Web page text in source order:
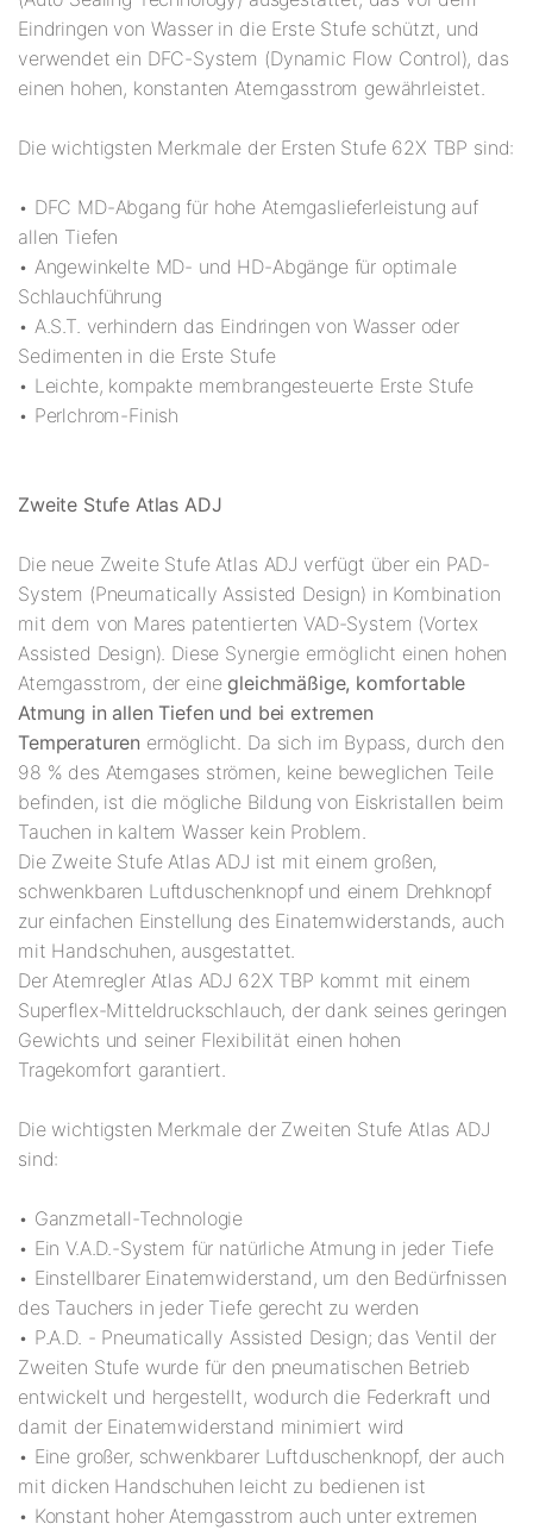
Eindringen von Wasser in die Erste Stufe schützt, und
verwendet ein DFC-System (Dynamic Flow Control), das
einen hohen, konstanten Atemgasstrom gewährleistet.
Die wichtigsten Merkmale der Ersten Stufe 62X TBP sind:
• DFC MD-Abgang für hohe Atemgaslieferleistung auf
allen Tiefen
• Angewinkelte MD- und HD-Abgänge für optimale
Schlauchführung
• A.S.T. verhindern das Eindringen von Wasser oder
Sedimenten in die Erste Stufe
• Leichte, kompakte membrangesteuerte Erste Stufe
• Perlchrom-Finish
Zweite Stufe Atlas ADJ
Die neue Zweite Stufe Atlas ADJ verfügt über ein PAD-
System (Pneumatically Assisted Design) in Kombination
mit dem von Mares patentierten VAD-System (Vortex
Assisted Design). Diese Synergie ermöglicht einen hohen
Atemgasstrom, der einegleichmäßige, komfortable
Atmung in allen Tiefen und bei extremen
Temperaturen ermöglicht. Da sich im Bypass, durch den
98 % des Atemgases strömen, keine beweglichen Teile
befinden, ist die mögliche Bildung von Eiskristallen beim
Tauchen in kaltem Wasser kein Problem.
Die Zweite Stufe Atlas ADJ ist mit einem großen,
schwenkbaren Luftduschenknopf und einem Drehknopf
zur einfachen Einstellung des Einatemwiderstands, auch
mit Handschuhen, ausgestattet.
Der Atemregler Atlas ADJ 62X TBP kommt mit einem
Superflex-Mitteldruckschlauch, der dank seines geringen
Gewichts und seiner Flexibilität einen hohen
Tragekomfort garantiert.
Die wichtigsten Merkmale der Zweiten Stufe Atlas ADJ
sind:
• Ganzmetall-Technologie
• Ein V.A.D.-System für natürliche Atmung in jeder Tiefe
• Einstellbarer Einatemwiderstand, um den Bedürfnissen
des Tauchers in jeder Tiefe gerecht zu werden
• P.A.D. - Pneumatically Assisted Design; das Ventil der
Zweiten Stufe wurde für den pneumatischen Betrieb
entwickelt und hergestellt, wodurch die Federkraft und
damit der Einatemwiderstand minimiert wird
• Eine großer, schwenkbarer Luftduschenknopf, der auch
mit dicken Handschuhen leicht zu bedienen ist
• Konstant hoher Atemgasstrom auch unter extremen